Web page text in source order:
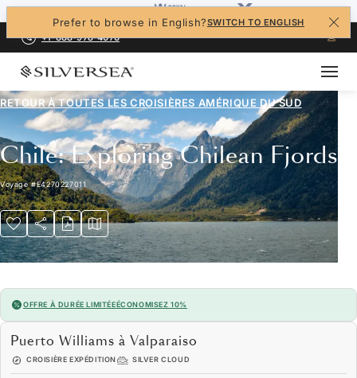
Prefer to browse in English?SWITCH TO ENGLISH
+1-888-978-4070
RETOUR À TOUTES LESCROISIÈRES AMÉRIQUE DU SUD
Chile: Exploring Chilean Fjords
Voyage#E4270227011
OFFRE À DURÉE LIMITÉEÉCONOMISEZ 10%
Puerto Williams à Valparaiso
CROISIÈRE EXPÉDITION SILVER CLOUD